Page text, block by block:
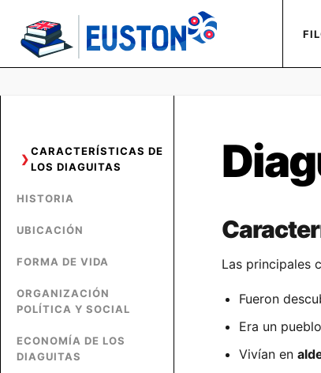
CARACTERÍSTICAS DE
LOS DIAGUITAS
HISTORIA
UBICACIÓN
FORMA DE VIDA
ORGANIZACIÓN
POLÍTICA Y SOCIAL
ECONOMÍA DE LOS
DIAGUITAS
Las principales
Fueron
Era un
Vivían en